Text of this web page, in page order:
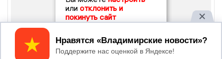
или отклонить и
покинуть сайт
Принять